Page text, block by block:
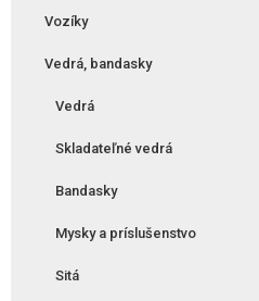
Vozíky
Vedrá, bandasky
Vedrá
Skladateľné vedrá
Bandasky
Mysky a príslušenstvo
Sitá